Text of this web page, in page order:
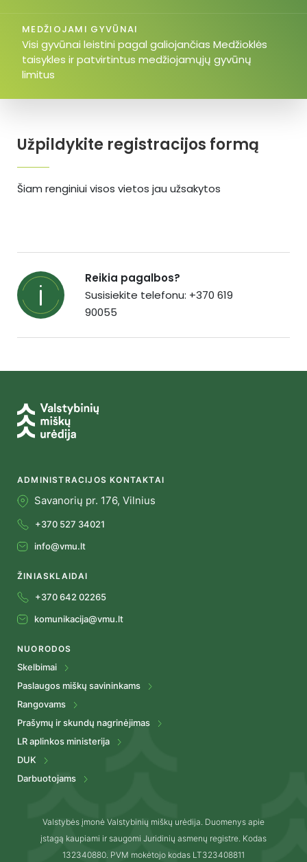
Užpildykite registracijos formą
Šiam renginiui visos vietos jau užsakytos
MEDŽIOJAMI GYVŪNAI
Visi gyvūnai leistini pagal galiojančias Medžioklės
taisykles ir patvirtintus medžiojamųjų gyvūnų
limitus
Reikia pagalbos?
Susisiekite telefonu: +370 619
90055
ADMINISTRACIJOS KONTAKTAI
Savanorių pr. 176, Vilnius
+370 527 34021
info@vmu.lt
ŽINIASKLAIDAI
+370 642 02265
komunikacija@vmu.lt
NUORODOS
Skelbimai
Paslaugos miškų savininkams
Rangovams
Prašymų ir skundų nagrinėjimas
LR aplinkos ministerija
DUK
Darbuotojams
Valstybės įmonė Valstybinių miškų urėdija. Duomenys apie
įstagą kaupiami ir saugomi Juridinių asmenų registre. Kodas
132340880. PVM mokėtojo kodas LT323408811